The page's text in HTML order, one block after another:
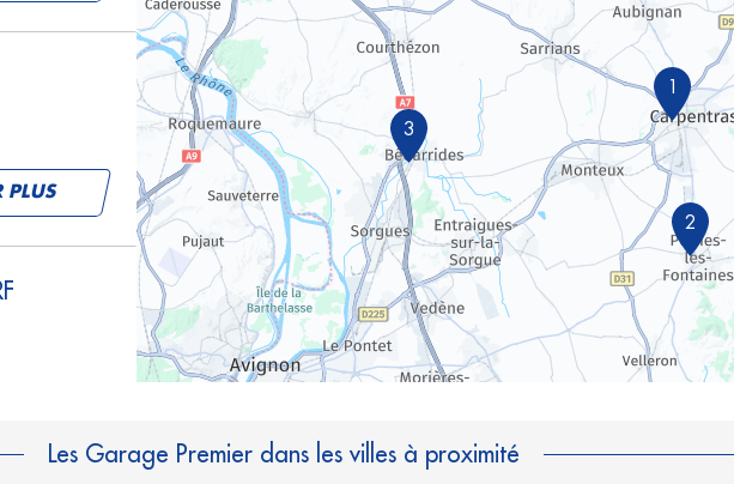
PLUS
3
2
1
Les Garage Premier dans les villes à proximité